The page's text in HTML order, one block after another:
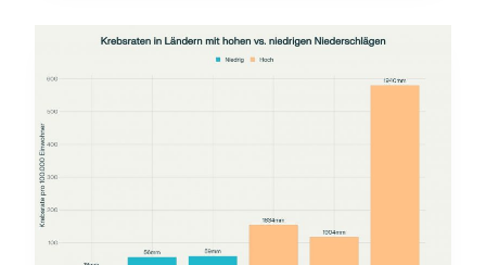
LAUT
BESEITIGT